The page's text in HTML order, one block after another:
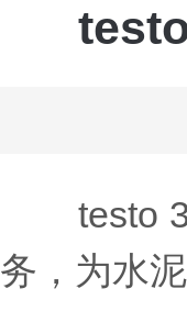
testo
务，为水